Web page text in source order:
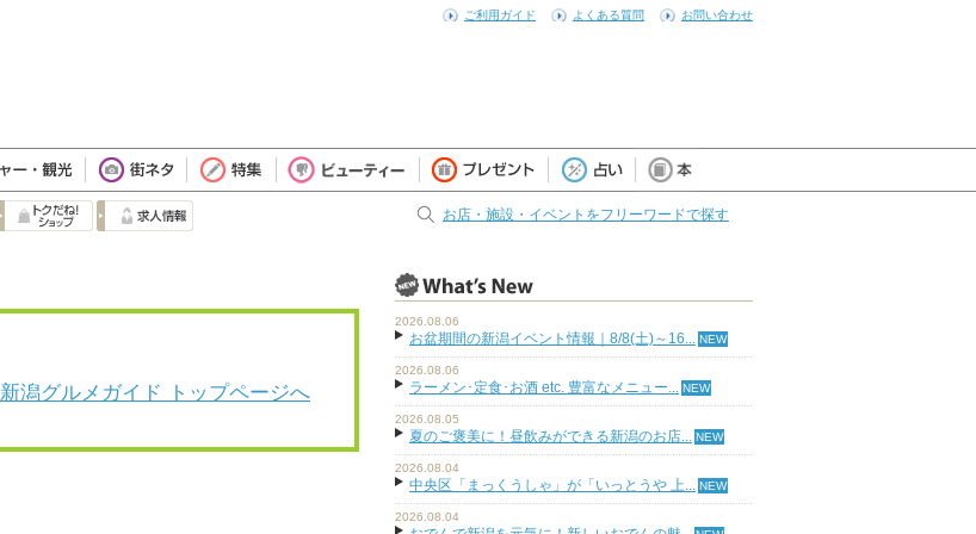
ご利用ガイド よくある質問 お問い合わせ
お店・施設・イベントをフリーワードで探す
新潟グルメガイド トップページへ
2026.08.06
お盆期間の新潟イベント情報｜8/8(土)～16...
2026.08.06
ラーメン･定食･お酒 etc. 豊富なメニュー...
2026.08.05
夏のご褒美に！昼飲みができる新潟のお店...
2026.08.04
中央区「まっくうしゃ」が「いっとうや 上...
2026.08.04